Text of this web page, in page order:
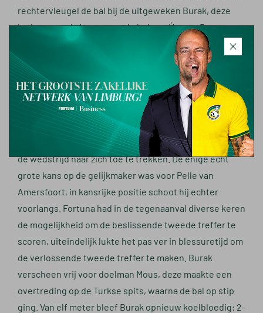
rechtervleugel de bal bij de uitgeweken Burak, deze
had een prachtige voorzet in huis op Úmaro. De
buitenspeler kopte de bal op uiterst fraaie wijze achter
doelman Mous: 1-0. Enkele minuten later had Rodrigo
Guth een uitstekende mogelijkheden om de
voorsprong te verdubbelen, na een hoekschop kopte
hij echter net over.
Heerenveen voerde enkele wissels door en probeerde
de wedstrijd naar zich toe te trekken. De enige écht
grote kans op de gelijkmaker was voor Pelle van
Amersfoort, in kansrijke positie schoot hij echter
voorlangs. Fortuna had in de tegenaanval diverse keren
de mogelijkheid om de beslissende tweede treffer te
scoren, uiteindelijk lukte het pas ver in blessuretijd om
de verlossende tweede treffer te maken. Burak
verscheen vrij voor doelman Mous, deze maakte een
overtreding op de Turkse spits, waarna de bal op stip
ging. Van elf meter bleef Burak opnieuw koelbloedig: 2-